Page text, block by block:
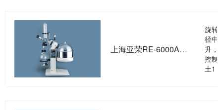
上海亚荣RE-6000A旋转蒸发器
旋转
径中
升，
控制
土1